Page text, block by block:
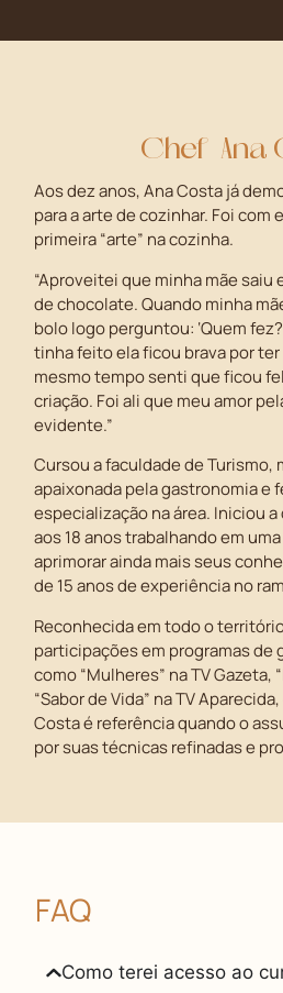
Chef Ana
Aos dez anos, Ana Costa já
para a arte de cozinhar. Foi com
primeira “arte” na cozinha.
“Aproveitei que minha mãe saiu
de chocolate. Quando minha
bolo logo perguntou: ‘Quem
tinha feito ela ficou brava por
mesmo tempo senti que ficou
criação. Foi ali que meu amor
evidente.”
Cursou a faculdade de Turismo,
apaixonada pela gastronomia e
especialização na área. Iniciou
aos 18 anos trabalhando em
aprimorar ainda mais seus
de 15 anos de experiência no
Reconhecida em todo o
participações em programas de
como “Mulheres” na TV Gazeta,
“Sabor de Vida” na TV
Costa é referência quando o
por suas técnicas refinadas e
FAQ
Como terei acesso ao